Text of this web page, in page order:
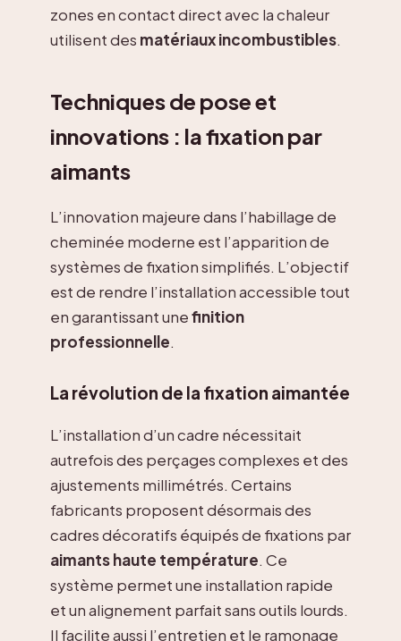
zones en contact direct avec la chaleur
utilisent des matériaux incombustibles.
Techniques de pose et
innovations : la fixation par
aimants
L’innovation majeure dans l’habillage de
cheminée moderne est l’apparition de
systèmes de fixation simplifiés. L’objectif
est de rendre l’installation accessible tout
en garantissant unefinition
professionnelle.
La révolution de la fixation aimantée
L’installation d’un cadre nécessitait
autrefois des perçages complexes et des
ajustements millimétrés. Certains
fabricants proposent désormais des
cadres décoratifs équipés de fixations par
aimants haute température. Ce
système permet une installation rapide
et un alignement parfait sans outils lourds.
Il facilite aussi l’entretien et le ramonage